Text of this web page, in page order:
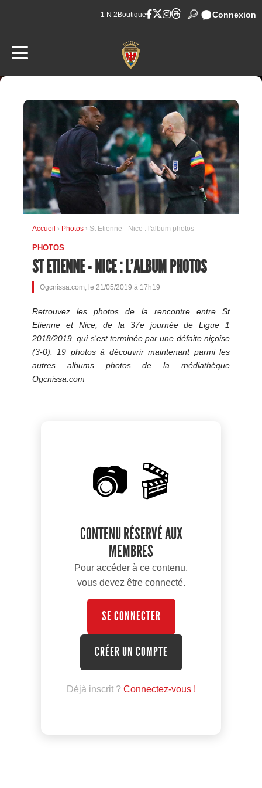
1 N 2 Boutique Connexion
Accueil › Photos › St Etienne - Nice : l'album photos
PHOTOS
ST ETIENNE - NICE : L'ALBUM PHOTOS
Ogcnissa.com, le 21/05/2019 à 17h19
Retrouvez les photos de la rencontre entre St
Etienne et Nice, de la 37e journée de Ligue 1
2018/2019, qui s'est terminée par une défaite niçoise
(3-0). 19 photos à découvrir maintenant parmi les
autres albums photos de la médiathèque
Ogcnissa.com
📷 🎬
CONTENU RÉSERVÉ AUX
MEMBRES
Pour accéder à ce contenu,
vous devez être connecté.
SE CONNECTER
CRÉER UN COMPTE
Déjà inscrit ? Connectez-vous !